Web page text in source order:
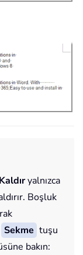
yalnızca
Boşluk
Sekme tuşu
bakın: